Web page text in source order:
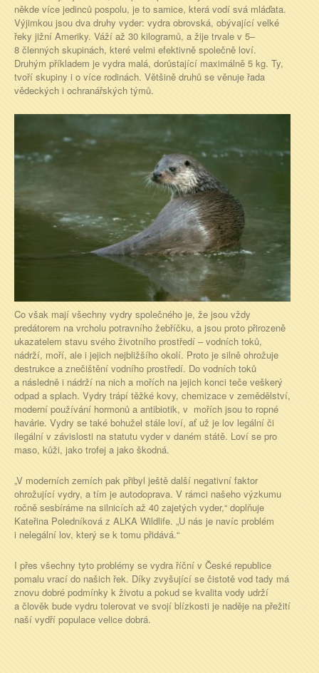
někde více jedinců pospolu, je to samice, která vodí svá mláďata.
Výjimkou jsou dva druhy vyder: vydra obrovská, obývající velké
řeky jižní Ameriky. Váží až 30 kilogramů, a žije trvale v 5–
8 členných skupinách, které velmi efektivně společně loví.
Druhým příkladem je vydra malá, dorůstající maximálně 5 kg. Ty,
tvoří skupiny i o více rodinách. Většině druhů se věnuje řada
vědeckých i ochranářských týmů.
Co však mají všechny vydry společného je, že jsou vždy
predátorem na vrcholu potravního žebříčku, a jsou proto přirozeně
ukazatelem stavu svého životního prostředí – vodních toků,
nádrží, moří, ale i jejich nejbližšího okolí. Proto je silně ohrožuje
destrukce a znečištění vodního prostředí. Do vodních toků
a následně i nádrží na nich a mořích na jejich konci teče veškerý
odpad a splach. Vydry trápí těžké kovy, chemizace v zemědělství,
moderní používání hormonů a antibiotik, v mořích jsou to ropné
havárie. Vydry se také bohužel stále loví, ať už je lov legální či
ilegální v závislosti na statutu vyder v daném státě. Loví se pro
maso, kůži, jako trofej a jako škodná.
„V moderních zemích pak přibyl ještě další negativní faktor
ohrožující vydry, a tím je autodoprava. V rámci našeho výzkumu
ročně sesbíráme na silnicích až 40 zajetých vyder,“ doplňuje
Kateřina Poledníková z ALKA Wildlife. „U nás je navíc problém
i nelegální lov, který se k tomu přidává.“
I přes všechny tyto problémy se vydra říční v České republice
pomalu vrací do našich řek. Díky zvyšující se čistotě vod tady má
znovu dobré podmínky k životu a pokud se kvalita vody udrží
a člověk bude vydru tolerovat ve svojí blízkosti je naděje na přežití
naší vydří populace velice dobrá.